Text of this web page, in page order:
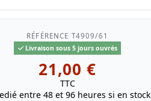
RÉFÉRENCE T4909/61
Livraison sous 5 jours ouvrés
21,00 €
TTC
entre 48 et 96 heures si en stock